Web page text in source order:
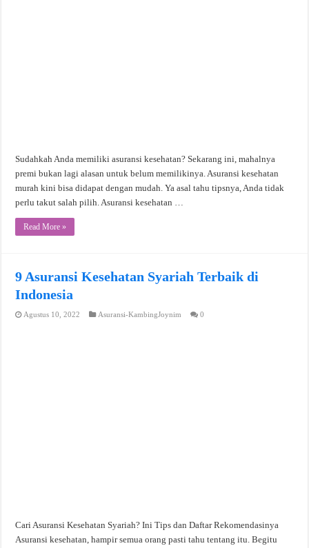
Sudahkah Anda memiliki asuransi kesehatan? Sekarang ini, mahalnya
premi bukan lagi alasan untuk belum memilikinya. Asuransi kesehatan
murah kini bisa didapat dengan mudah. Ya asal tahu tipsnya, Anda tidak
perlu takut salah pilih. Asuransi kesehatan …
Read More »
9 Asuransi Kesehatan Syariah Terbaik di
Indonesia
Agustus 10, 2022 Asuransi-KambingJoynim 0
Cari Asuransi Kesehatan Syariah? Ini Tips dan Daftar Rekomendasinya
Asuransi kesehatan, hampir semua orang pasti tahu tentang itu. Begitu